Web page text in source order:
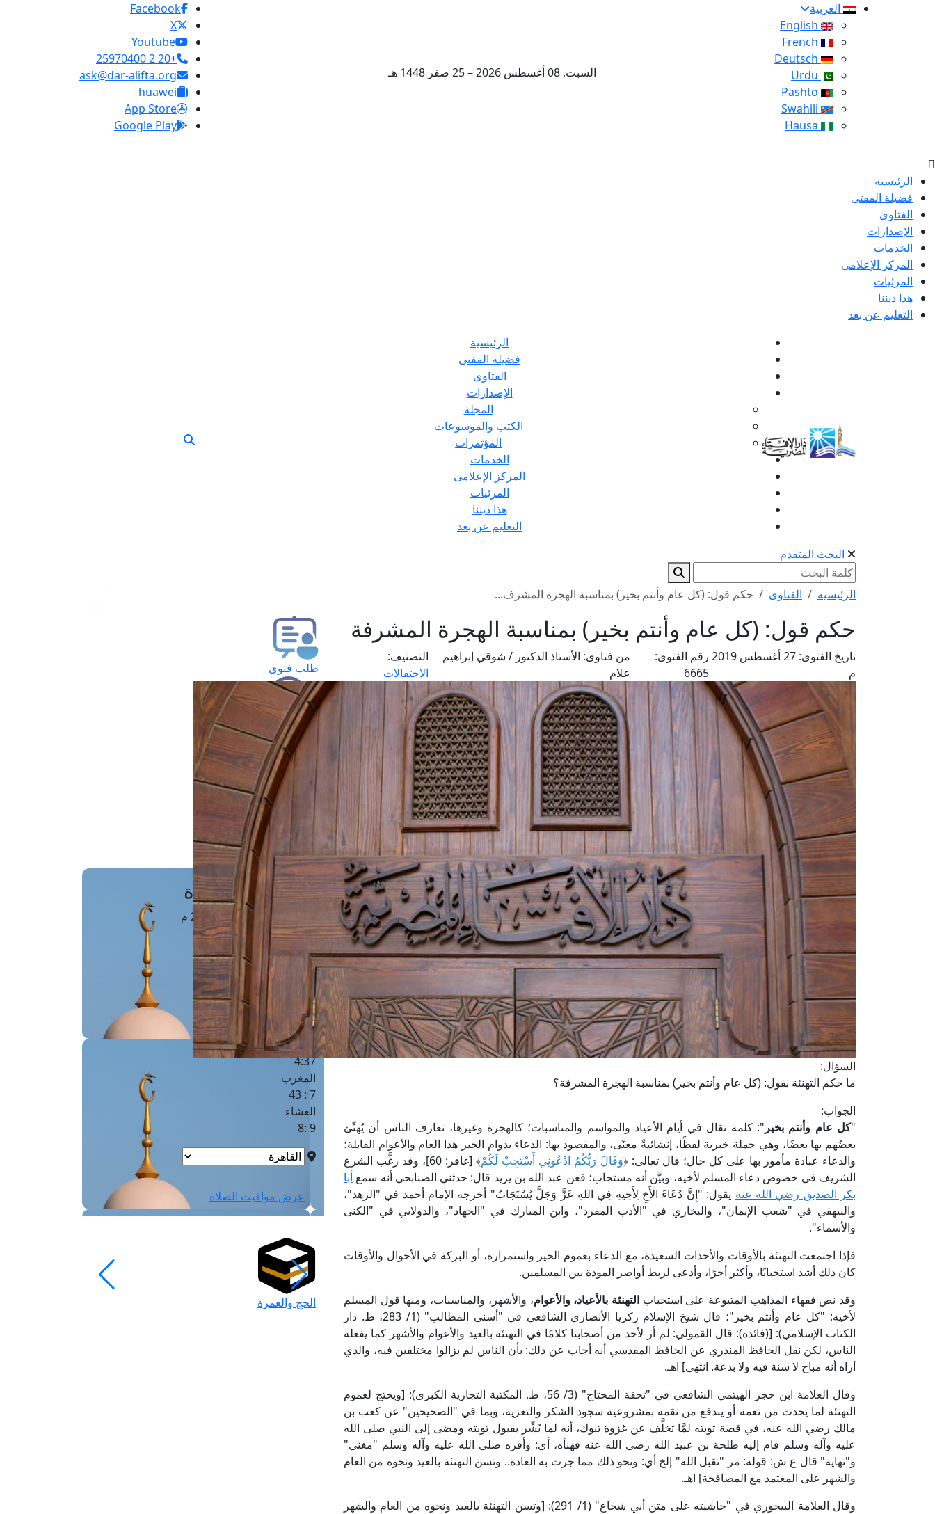
العربية
السبت, 08 أغسطس 2026 – 25 صفر 1448 هـ
Facebook
X
Youtube
+20 2 25970400
ask@dar-alifta.org
huawei
App Store
Google Play
الرئيسية
فضيلة المفتى
الفتاوى
الإصدارات
الخدمات
المركز الإعلامى
المرئيات
هذا ديننا
التعليم عن بعد
الرئيسية
فضيلة المفتى
الفتاوى
الإصدارات
المجلة
الكتب والموسوعات
المؤتمرات
الخدمات
المركز الإعلامى
المرئيات
هذا ديننا
التعليم عن بعد
البحث المتقدم
الرئيسية الفتاوى حكم قول: (كل عام وأنتم بخير) بمناسبة الهجرة المشرف...
حكم قول: (كل عام وأنتم بخير) بمناسبة الهجرة المشرفة
تاريخ الفتوى:
27 أغسطس 2019
م
رقم الفتوى:
6665
من فتاوى: الأستاذ الدكتور / شوقي إبراهيم
علام
التصنيف:
الاحتفالات
السؤال:
ما حكم التهنئة بقول: (كل عام وأنتم بخير) بمناسبة الهجرة المشرفة؟
الجواب:
"كل عام وأنتم بخير ": كلمة تقال في أيام الأعياد والمواسم والمناسبات؛ كالهجرة وغيرها، تعارف الناس أن يُهنِّئ
بعضُهم بها بعضًا، وهي جملة خبرية لفظًا، إنشائيةٌ معنًى، والمقصود بها: الدعاء بدوام الخير هذا العام والأعوام القابلة؛
والدعاء عبادة مأمور بها على كل حال؛ قال تعالى: ﴿وَقَالَ رَبُّكُمُ ادْعُونِي أَسْتَجِبْ لَكُمْ
﴾ [غافر: 60]، وقد رغَّب الشرع
الشريف في خصوص دعاء المسلم لأخيه، وبيَّن أنه مستجاب؛ فعن عبد الله بن يزيد قال: حدثني الصنابحي أنه سمع أبا
بكر الصديق رضي الله عنه يقول: "إِنَّ دُعَاءَ الْأَخِ لِأَخِيهِ فِي اللهِ عَزَّ وَجَلَّ يُسْتَجَابُ" أخرجه الإمام أحمد في "الزهد"،
والبيهقي في "شعب الإيمان"، والبخاري في "الأدب المفرد"، وابن المبارك في "الجهاد"، والدولابي في "الكنى
والأسماء".
فإذا اجتمعت التهنئة بالأوقات والأحداث السعيدة، مع الدعاء بعموم الخير واستمراره، أو البركة في الأحوال والأوقات
كان ذلك أشد استحبابًا، وأكثر أجرًا، وأدعى لربط أواصر المودة بين المسلمين.
وقد نص فقهاء المذاهب المتبوعة على استحباب التهنئة بالأعياد، والأعوام، والأشهر، والمناسبات، ومنها قول المسلم
لأخيه: "كل عام وأنتم بخير"؛ قال شيخ الإسلام زكريا الأنصاري الشافعي في "أسنى المطالب" (1/ 283، ط. دار
الكتاب الإسلامي): [(فائدة): قال القمولي: لم أر لأحد من أصحابنا كلامًا في التهنئة بالعيد والأعوام والأشهر كما يفعله
الناس، لكن نقل الحافظ المنذري عن الحافظ المقدسي أنه أجاب عن ذلك: بأن الناس لم يزالوا مختلفين فيه، والذي
أراه أنه مباح لا سنة فيه ولا بدعة. انتهى] اهـ.
وقال العلامة ابن حجر الهيتمي الشافعي في "تحفة المحتاج" (3/ 56، ط. المكتبة التجارية الكبرى): [ويحتج لعموم
التهنئة لما يحدث من نعمة أو يندفع من نقمة بمشروعية سجود الشكر والتعزية، وبما في "الصحيحين" عن كعب بن
مالك رضي الله عنه، في قصة توبته لمَّا تخلَّف عن غزوة تبوك، أنه لما بُشِّر بقبول توبته ومضى إلى النبي صلى الله
عليه وآله وسلم قام إليه طلحة بن عبيد الله رضي الله عنه فهنأه، أي: وأقره صلى الله عليه وآله وسلم "مغني"
و"نهاية" قال ع ش: قوله: مر "تقبل الله" إلخ أي: ونحو ذلك مما جرت به العادة.. وتسن التهنئة بالعيد ونحوه من العام
والشهر على المعتمد مع المصافحة] اهـ.
وقال العلامة البيجوري في "حاشيته على متن أبي شجاع" (1/ 291): [وتسن التهنئة بالعيد ونحوه من العام والشهر
طلب فتوى
استعلام عن فتوى
حجز موعد
الفتوى الهاتفية
مَواقِيتُ الصَّـــلاة
القاهرة · 08 أغسطس 2026 م
4 :42
الشروق
6 :18
الظهر
1 : 1
العصر
4:37
المغرب
7 : 43
العشاء
9 :8
عرض مواقيت الصلاة
الحج والعمرة